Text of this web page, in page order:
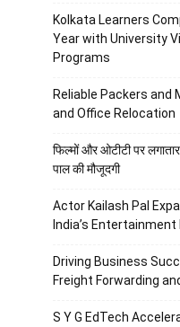
Kolkata Learners
Year with University
Programs
Reliable Packers and
and Office Relocation
फिल्मों और ओटीटी पर
पाल की मौजूदगी
Actor Kailash Pal
India’s
Driving Business
Freight Forwarding
S Y G EdTech